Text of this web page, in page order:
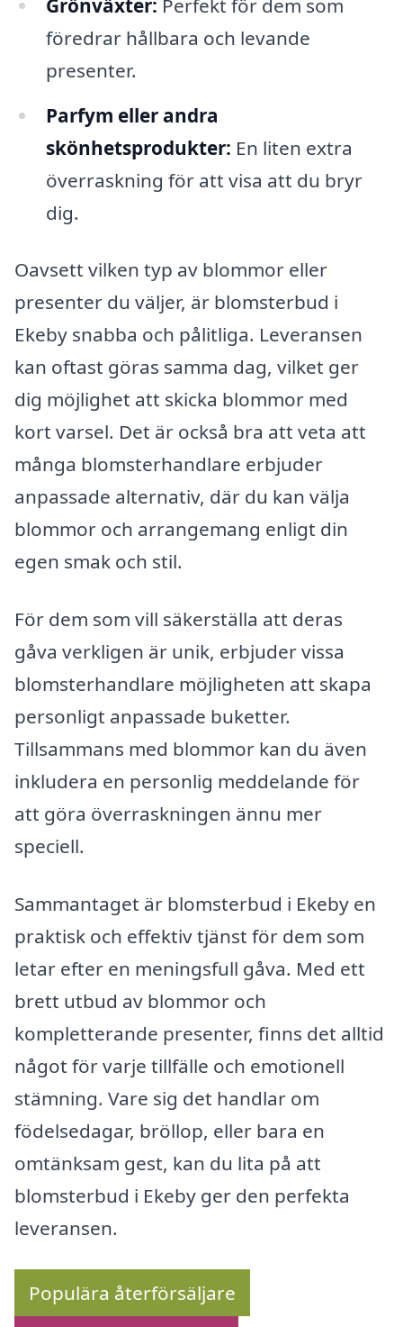
Grönväxter: Perfekt för dem som
föredrar hållbara och levande
presenter.
Parfym eller andra
skönhetsprodukter: En liten extra
överraskning för att visa att du bryr
dig.
Oavsett vilken typ av blommor eller
presenter du väljer, är blomsterbud i
Ekeby snabba och pålitliga. Leveransen
kan oftast göras samma dag, vilket ger
dig möjlighet att skicka blommor med
kort varsel. Det är också bra att veta att
många blomsterhandlare erbjuder
anpassade alternativ, där du kan välja
blommor och arrangemang enligt din
egen smak och stil.
För dem som vill säkerställa att deras
gåva verkligen är unik, erbjuder vissa
blomsterhandlare möjligheten att skapa
personligt anpassade buketter.
Tillsammans med blommor kan du även
inkludera en personlig meddelande för
att göra överraskningen ännu mer
speciell.
Sammantaget är blomsterbud i Ekeby en
praktisk och effektiv tjänst för dem som
letar efter en meningsfull gåva. Med ett
brett utbud av blommor och
kompletterande presenter, finns det alltid
något för varje tillfälle och emotionell
stämning. Vare sig det handlar om
födelsedagar, bröllop, eller bara en
omtänksam gest, kan du lita på att
blomsterbud i Ekeby ger den perfekta
leveransen.
Populära återförsäljare